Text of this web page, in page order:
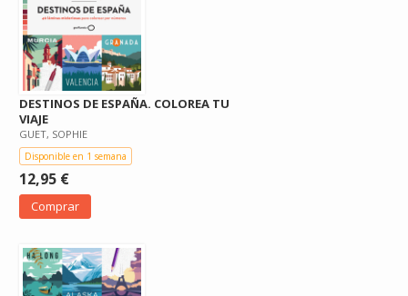
DESTINOS DE ESPAÑA. COLOREA TU
VIAJE
GUET, SOPHIE
Disponible en 1 semana
12,95 €
Comprar